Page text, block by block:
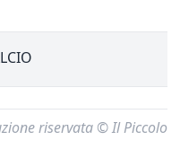
riservata © Il Piccolo